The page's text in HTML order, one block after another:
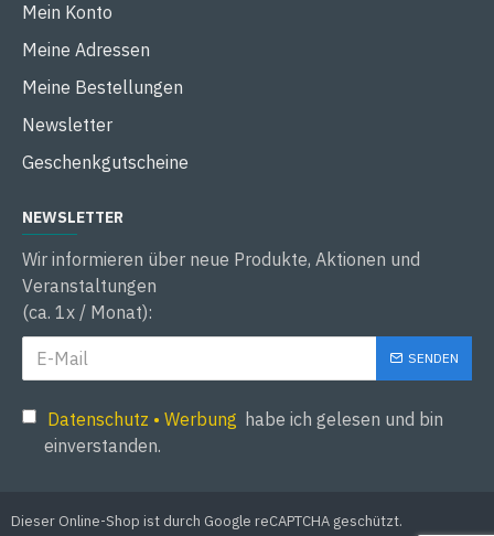
Mein Konto
Meine Adressen
Meine Bestellungen
Newsletter
Geschenkgutscheine
NEWSLETTER
Wir informieren über neue Produkte, Aktionen und
Veranstaltungen
(ca. 1x / Monat):
SENDEN
Datenschutz • Werbung habe ich gelesen und bin
einverstanden.
Dieser Online-Shop ist durch Google reCAPTCHA geschützt.